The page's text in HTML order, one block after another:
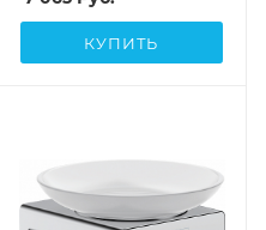
КУПИТЬ